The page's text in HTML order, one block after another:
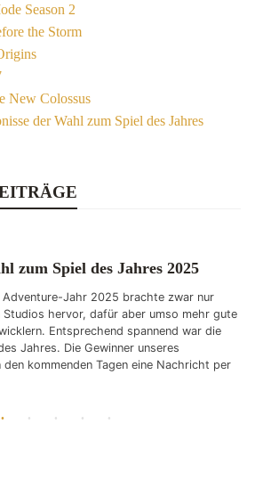
Season 2
the Storm
New Colossus
der Wahl zum Spiel des Jahres
zum Spiel des Jahres 2025
Adventure-Jahr 2025 brachte zwar nur
hervor, dafür aber umso mehr gute
Entsprechend spannend war die
Jahres. Die Gewinner unseres
kommenden Tagen eine Nachricht per